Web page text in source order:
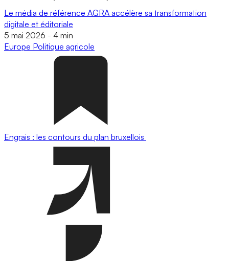
Le média de référence AGRA accélère sa transformation
digitale et éditoriale
5 mai 2026 - 4 min
Europe Politique agricole
Engrais : les contours du plan bruxellois